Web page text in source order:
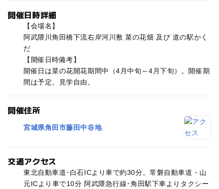
開催日時詳細
【会場名】
阿武隈川角田橋下流右岸河川敷 菜の花畑 及び 道の駅かく
だ
【開催日時備考】
開催日は菜の花開花期間中（4月中旬～4月下旬）。開催期
間は予定。見学自由。
開催住所
宮城県角田市藤田中谷地
交通アクセス
東北自動車道･白石ICより車で約30分。常磐自動車道・山
元ICより車で10分 阿武隈急行線･角田駅下車よりタクシー